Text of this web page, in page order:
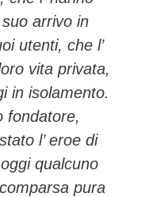
arrivo in
utenti, che l’
vita privata,
in isolamento.
fondatore,
l’ eroe di
qualcuno
pura